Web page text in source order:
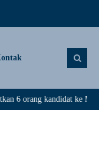
kandidat ke Maldive.